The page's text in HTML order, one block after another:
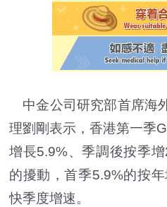
中金公司研究部首席海
理劉剛表示，香港第一季
增長5.9%、季調後按季
的擾動，首季5.9%的按
快季度增速。